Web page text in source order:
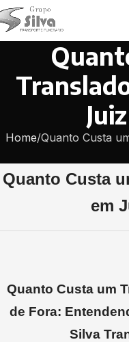
Home Quanto Custa
Quanto Custa
em
Quanto Custa um
de Fora:
Silva